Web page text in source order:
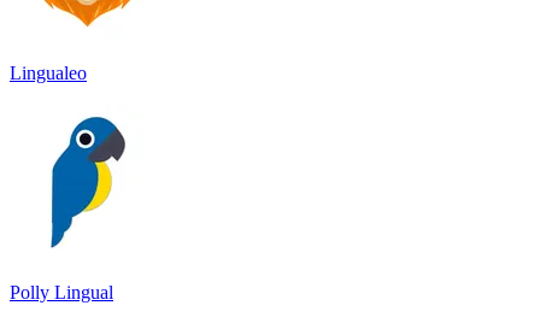
Lingualeo
Polly Lingual